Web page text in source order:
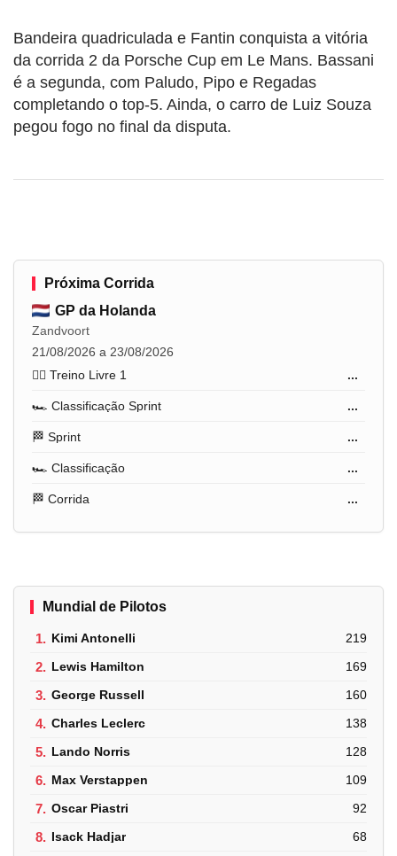
Bandeira quadriculada e Fantin conquista a vitória
da corrida 2 da Porsche Cup em Le Mans. Bassani
é a segunda, com Paludo, Pipo e Regadas
completando o top-5. Ainda, o carro de Luiz Souza
pegou fogo no final da disputa.
Próxima Corrida
GP da Holanda
Zandvoort
21/08/2026 a 23/08/2026
🏋️‍♂️ Treino Livre 1
...
🏎️ Classificação Sprint ...
🏁 Sprint ...
🏎️ Classificação ...
🏁 Corrida ...
Mundial de Pilotos
1. Kimi Antonelli 219
2. Lewis Hamilton 169
3. George Russell 160
4. Charles Leclerc 138
5. Lando Norris 128
6. Max Verstappen 109
7. Oscar Piastri 92
8. Isack Hadjar 68